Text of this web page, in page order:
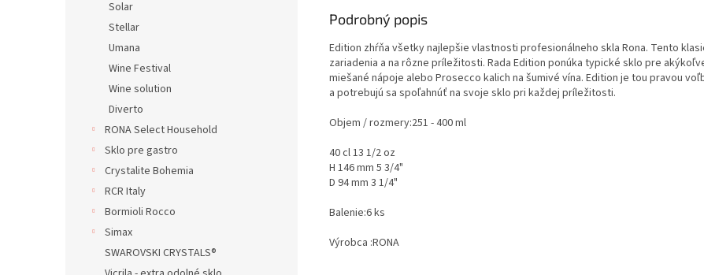
Solar
Stellar
Umana
Wine Festival
Wine solution
Diverto
RONA Select Household
Sklo pre gastro
Crystalite Bohemia
RCR Italy
Bormioli Rocco
Simax
SWAROVSKI CRYSTALS®
Podrobný popis
Edition zhŕňa všetky najlepšie vlastnosti profesionálneho skla Rona. Tento
zariadenia a na rôzne príležitosti. Rada Edition ponúka typické sklo pre
miešané nápoje alebo Prosecco kalich na šumivé vína. Edition je tou pravou
a potrebujú sa spoľahnúť na svoje sklo pri každej príležitosti.
Objem / rozmery:251 - 400 ml
40 cl 13 1/2 oz
H 146 mm 5 3/4"
D 94 mm 3 1/4"
Balenie:6 ks
Výrobca :RONA